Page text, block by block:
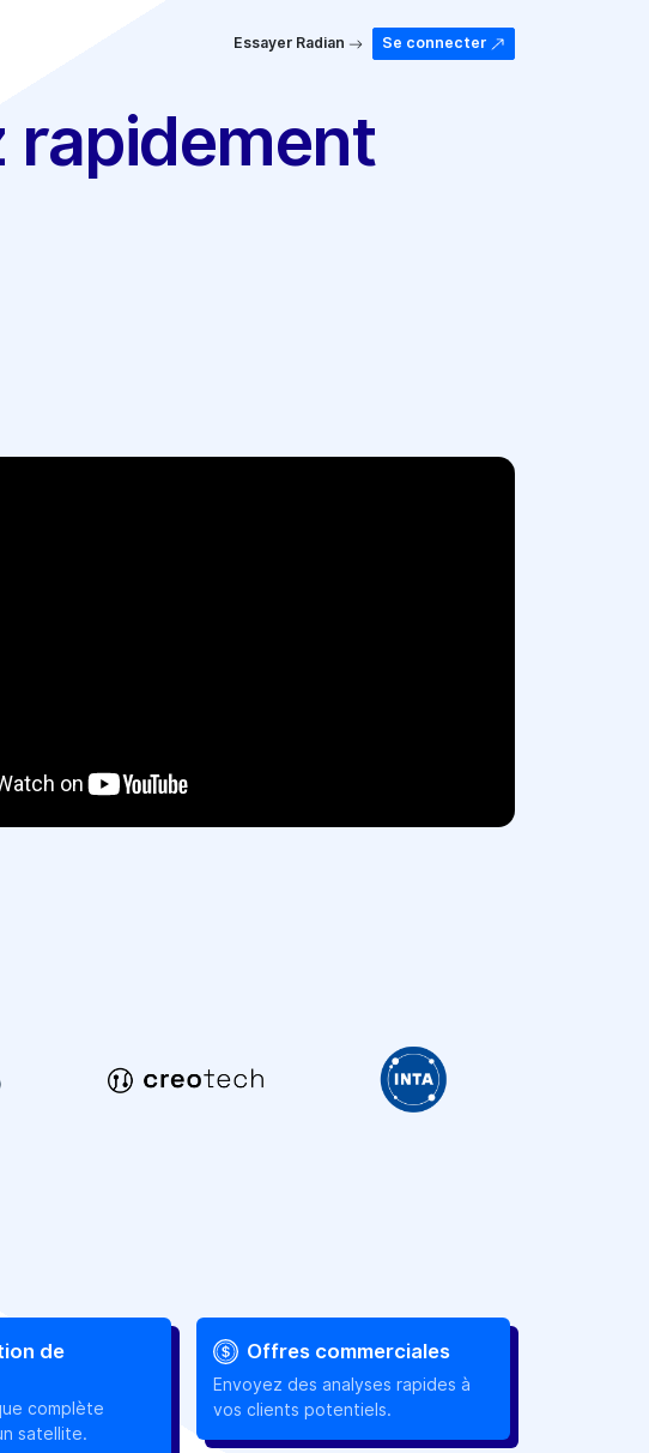
Essayer Radian Se connecter
rapidement
de
complète
satellite.
Offres commerciales
Envoyez des analyses rapides à
vos clients potentiels.